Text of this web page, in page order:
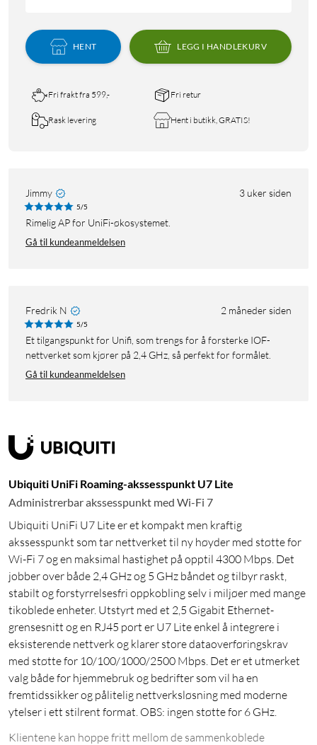
HENT LEGG I HANDLEKURV
Fri frakt fra 599,- Fri retur
Rask levering Hent i butikk, GRATIS!
Jimmy 3 uker siden
5/5
Rimelig AP for UniFi-økosystemet.
Gå til kundeanmeldelsen
Fredrik N 2 måneder siden
5/5
Et tilgangspunkt for Unifi, som trengs for å forsterke IOF-
nettverket som kjører på 2,4 GHz, så perfekt for formålet.
Gå til kundeanmeldelsen
Ubiquiti UniFi Roaming-akssesspunkt U7 Lite
Administrerbar akssesspunkt med Wi-Fi 7
Ubiquiti UniFi U7 Lite er et kompakt men kraftig
akssesspunkt som tar nettverket til ny høyder med støtte for
Wi-Fi 7 og en maksimal hastighet på opptil 4300 Mbps. Det
jobber over både 2,4 GHz og 5 GHz båndet og tilbyr raskt,
stabilt og forstyrrelsesfri oppkobling selv i miljøer med mange
tikoblede enheter. Utstyrt med et 2,5 Gigabit Ethernet-
grensesnitt og en RJ45 port er U7 Lite enkel å integrere i
eksisterende nettverk og klarer store dataoverføringskrav
med støtte for 10/100/1000/2500 Mbps. Det er et utmerket
valg både for hjemmebruk og bedrifter som vil ha en
fremtidssikker og pålitelig nettverksløsning med moderne
ytelser i ett stilrent format. OBS: ingen støtte for 6 GHz.
Klientene kan hoppe fritt mellom de sammenkoblede